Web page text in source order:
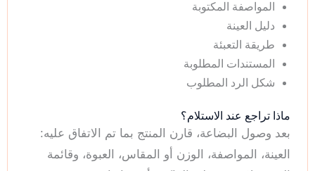
المواصفة المكتوبة
دليل العينة
طريقة التعبئة
المستندات المطلوبة
شكل الرد المطلوب
ماذا تراجع عند الاستلام؟
بعد وصول البضاعة، قارن المنتج بما تم الاتفاق عليه:
العينة، المواصفة، الوزن أو المقاس، العبوة، وقائمة